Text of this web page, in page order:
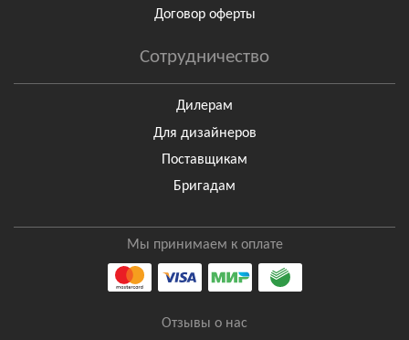
Договор оферты
Сотрудничество
Дилерам
Для дизайнеров
Поставщикам
Бригадам
Мы принимаем к оплате
Отзывы о нас